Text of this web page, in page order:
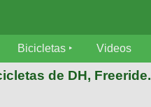
Bicicletas Videos
de DH, Freeride.